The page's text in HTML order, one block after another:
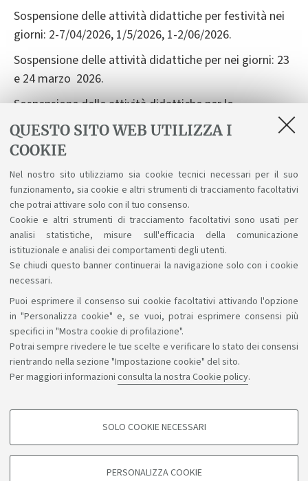
QUESTO SITO WEB UTILIZZA I
COOKIE
Nel nostro sito utilizziamo sia cookie tecnici necessari per il suo
funzionamento, sia cookie e altri strumenti di tracciamento facoltativi
che potrai attivare solo con il tuo consenso.
Cookie e altri strumenti di tracciamento facoltativi sono usati per
analisi statistiche, misure sull'efficacia della comunicazione
istituzionale e analisi dei comportamenti degli utenti.
Se chiudi questo banner continuerai la navigazione solo con i cookie
necessari.
Puoi esprimere il consenso sui cookie facoltativi attivando l'opzione
in "Personalizza cookie" e, se vuoi, potrai esprimere consensi più
specifici in "Mostra cookie di profilazione".
Potrai sempre rivedere le tue scelte e verificare lo stato dei consensi
rientrando nella sezione "Impostazione cookie" del sito.
Per maggiori informazioni consulta la nostra Cookie policy.
COOKIE DI PROFILAZIONE - FACOLTATIVI
SOLO COOKIE NECESSARI
PERSONALIZZA COOKIE
Sospensione delle attività didattiche per festività nei
giorni: 2-7/04/2026, 1/5/2026, 1-2/06/2026.
Sospensione delle attività didattiche per nei giorni: 23
e 24 marzo 2026.
Sospensione delle attività didattiche per lo
svolgimento delle lauree nei giorni: 25, 26 e 27 marzo
2026.
Periodi di esami:
I periodo:dal 20 dicembre 2025 al 13 febbraio 2026;
II periodo: dal 08 giugno 2026 al 11 settembre 2026.
Sosteniamo il diritto alla conoscenza
Seguici su: